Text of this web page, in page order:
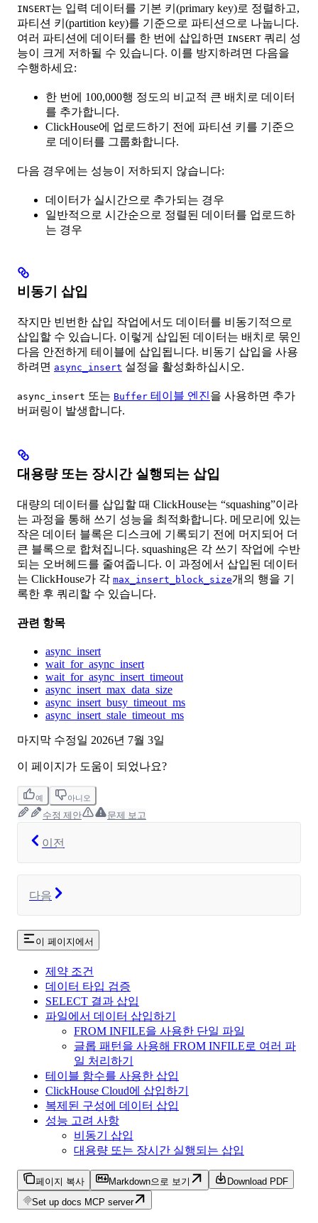
INSERT는 입력 데이터를 기본 키(primary key)로 정렬하고,
파티션 키(partition key)를 기준으로 파티션으로 나눕니다.
여러 파티션에 데이터를 한 번에 삽입하면 INSERT 쿼리 성
능이 크게 저하될 수 있습니다. 이를 방지하려면 다음을
수행하세요:
한 번에 100,000행 정도의 비교적 큰 배치로 데이터
를 추가합니다.
ClickHouse에 업로드하기 전에 파티션 키를 기준으
로 데이터를 그룹화합니다.
다음 경우에는 성능이 저하되지 않습니다:
데이터가 실시간으로 추가되는 경우
일반적으로 시간순으로 정렬된 데이터를 업로드하
는 경우
비동기 삽입
작지만 빈번한 삽입 작업에서도 데이터를 비동기적으로
삽입할 수 있습니다. 이렇게 삽입된 데이터는 배치로 묶인
다음 안전하게 테이블에 삽입됩니다. 비동기 삽입을 사용
하려면 async_insert 설정을 활성화하십시오.
async_insert 또는 Buffer 테이블 엔진을 사용하면 추가
버퍼링이 발생합니다.
대용량 또는 장시간 실행되는 삽입
대량의 데이터를 삽입할 때 ClickHouse는 “squashing”이라
는 과정을 통해 쓰기 성능을 최적화합니다. 메모리에 있는
작은 데이터 블록은 디스크에 기록되기 전에 머지되어 더
큰 블록으로 합쳐집니다. squashing은 각 쓰기 작업에 수반
되는 오버헤드를 줄여줍니다. 이 과정에서 삽입된 데이터
는 ClickHouse가 각 max_insert_block_size개의 행을 기
록한 후 쿼리할 수 있습니다.
관련 항목
async_insert
wait_for_async_insert
wait_for_async_insert_timeout
async_insert_max_data_size
async_insert_busy_timeout_ms
async_insert_stale_timeout_ms
마지막 수정일 2026년 7월 3일
이 페이지가 도움이 되었나요?
예 아니오
수정 제안 문제 보고
이전
다음
이 페이지에서
제약 조건
데이터 타입 검증
SELECT 결과 삽입
파일에서 데이터 삽입하기
FROM INFILE을 사용한 단일 파일
글롭 패턴을 사용해 FROM INFILE로 여러 파
일 처리하기
테이블 함수를 사용한 삽입
ClickHouse Cloud에 삽입하기
복제된 구성에 데이터 삽입
성능 고려 사항
비동기 삽입
대용량 또는 장시간 실행되는 삽입
페이지 복사 Markdown으로 보기
Download PDF
Set up docs MCP server